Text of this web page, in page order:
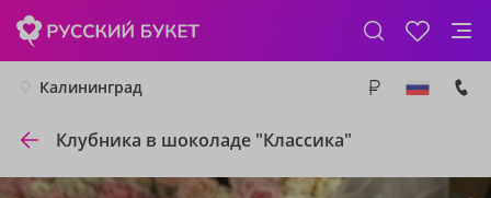
Калининград
Клубника в шоколаде "Классика"